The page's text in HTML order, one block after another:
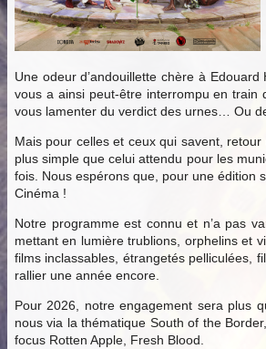
Une odeur d’andouillette chère à
vous a ainsi peut-être interrompu en
vous lamenter du verdict des urnes… Ou
Mais pour celles et ceux qui savent,
plus simple que celui attendu pour les
fois. Nous espérons que, pour une édition
Cinéma !
Notre programme est connu et n’a pas
mettant en lumière trublions, orphelins et
films inclassables, étrangetés pelliculées,
rallier une année encore.
Pour 2026, notre engagement sera plus
nous via la thématique South of the
focus Rotten Apple, Fresh Blood.